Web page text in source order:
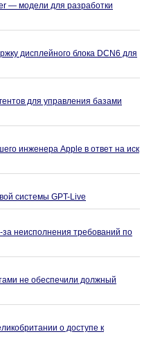
— модели для разработки
дисплейного блока DCN6 для
для управления базами
инженера Apple в ответ на иск
системы GPT-Live
неисполнения требований по
не обеспечили должный
о доступе к